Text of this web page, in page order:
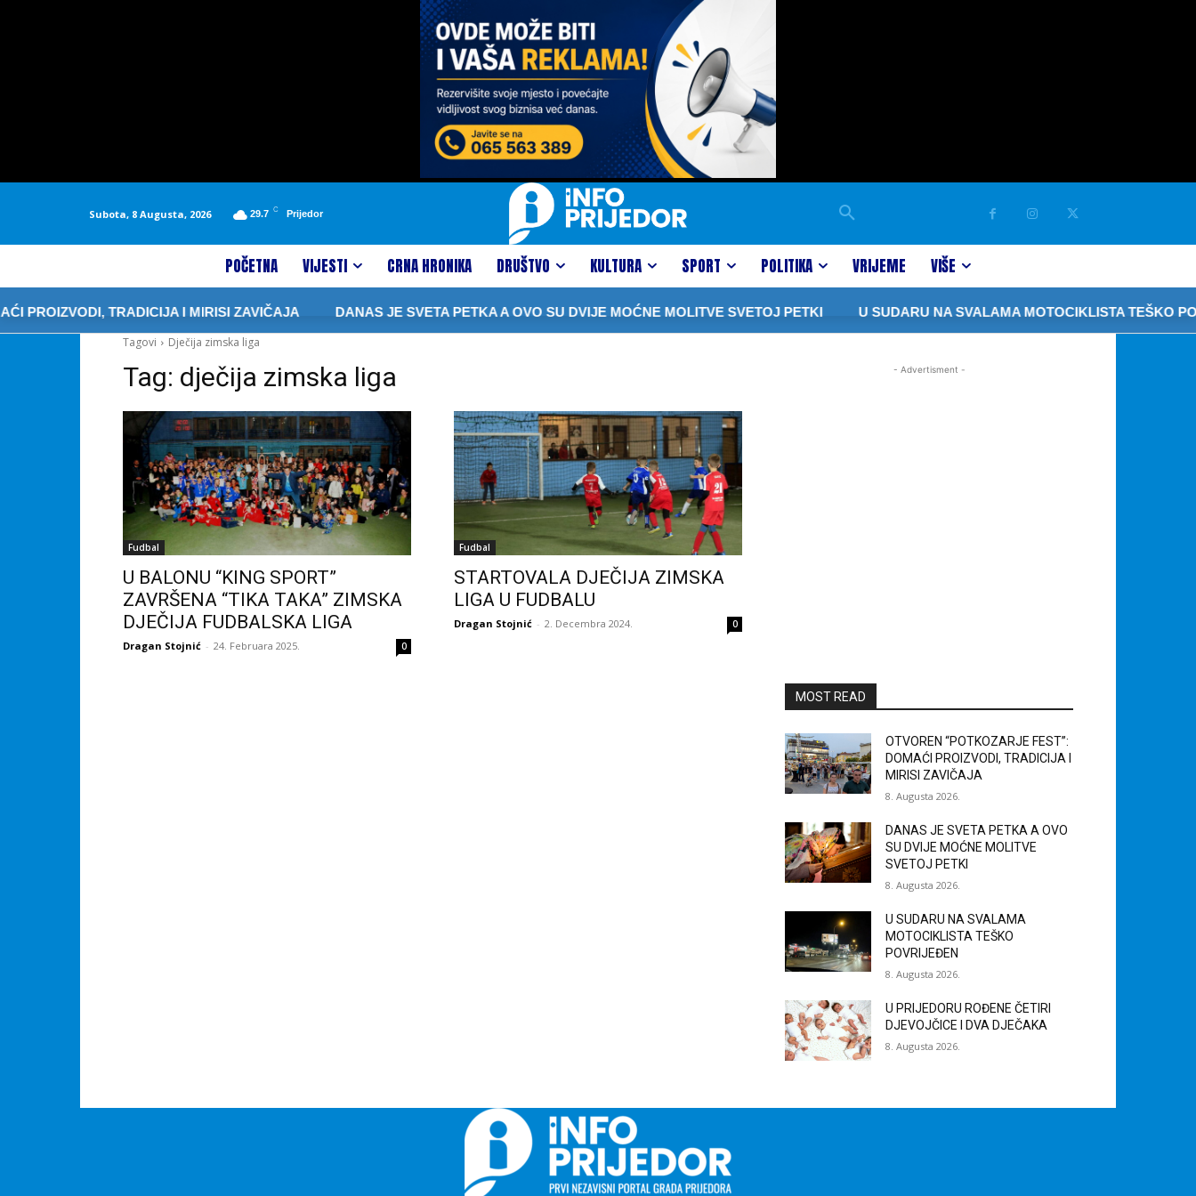
Subota, 8 Augusta, 2026 29.7 C Prijedor
POČETNA VIJESTI CRNA HRONIKA DRUŠTVO KULTURA SPORT POLITIKA VRIJEME VIŠE
TRADICIJA I MIRISI ZAVIČAJA DANAS JE SVETA PETKA A OVO SU DVIJE MOĆNE MOLITVE SVETOJ PETKI
U SUDARU NA SVALAMA MOTOCIKLISTA TEŠKO
Tagovi
Dječija zimska liga
Tag: dječija zimska liga
Fudbal
U BALONU “KING SPORT”
ZAVRŠENA “TIKA TAKA” ZIMSKA
DJEČIJA FUDBALSKA LIGA
Dragan Stojnić - 24. Februara 2025. 0
Fudbal
STARTOVALA DJEČIJA ZIMSKA
LIGA U FUDBALU
Dragan Stojnić - 2. Decembra 2024. 0
- Advertisment -
MOST READ
OTVOREN “POTKOZARJE FEST”:
DOMAĆI PROIZVODI, TRADICIJA I
MIRISI ZAVIČAJA
8. Augusta 2026.
DANAS JE SVETA PETKA A OVO
SU DVIJE MOĆNE MOLITVE
SVETOJ PETKI
8. Augusta 2026.
U SUDARU NA SVALAMA
MOTOCIKLISTA TEŠKO
POVRIJEĐEN
8. Augusta 2026.
U PRIJEDORU ROĐENE ČETIRI
DJEVOJČICE I DVA DJEČAKA
8. Augusta 2026.